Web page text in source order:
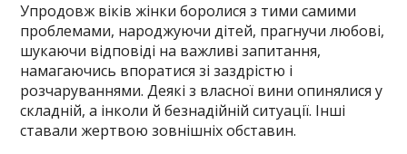
Упродовж віків жінки боролися з тими самими
проблемами, народжуючи дітей, прагнучи любові,
шукаючи відповіді на важливі запитання,
намагаючись впоратися зі заздрістю і
розчаруваннями. Деякі з власної вини опинялися у
складній, а інколи й безнадійній ситуації. Інші
ставали жертвою зовнішніх обставин.